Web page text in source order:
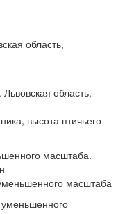
высота птичьего
масштаба